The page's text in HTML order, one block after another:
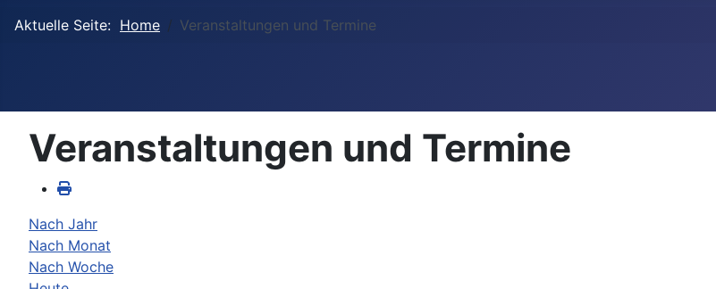
Aktuelle Seite: Home Veranstaltungen und Termine
Veranstaltungen und Termine
Nach Jahr
Nach Monat
Nach Woche